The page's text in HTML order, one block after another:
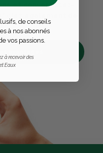
et convertissez-
également de
de conseils
à nos abonnés
vos passions.
à recevoir des
Eaux